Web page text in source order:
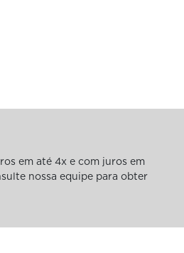
em até 4x e com juros em
nossa equipe para obter